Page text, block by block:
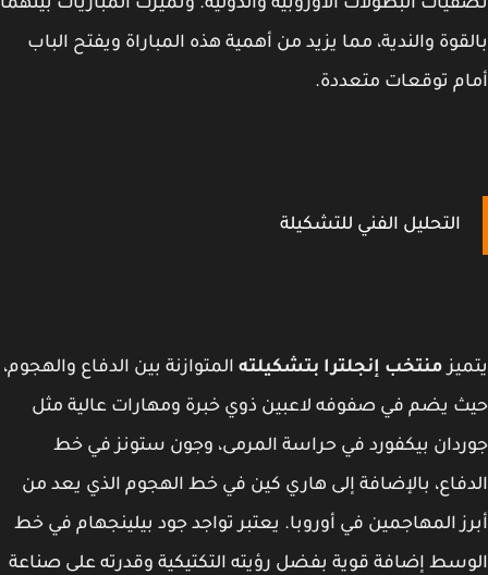
البطولات الأوروبية والدولية. وتميزت المباريات بينهما
والندية، مما يزيد من أهمية هذه المباراة ويفتح الباب
توقعات متعددة.
التحليل الفني للتشكيلة
منتخب إنجلترا بتشكيلتهالمتوازنة بين الدفاع والهجوم،
يضم في صفوفه لاعبين ذوي خبرة ومهارات عالية مثل
بيكفورد في حراسة المرمى، وجون ستونز في خط
بالإضافة إلى هاري كين في خط الهجوم الذي يعد من
المهاجمين في أوروبا. يعتبر تواجد جود بيلينجهام في خط
إضافة قوية بفضل رؤيته التكتيكية وقدرته على صناعة